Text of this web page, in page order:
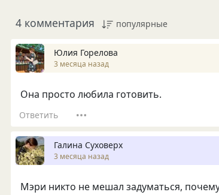
4 комментария популярные
Юлия Горелова
3 месяца назад
Она просто любила готовить.
Ответить
Галина Суховерх
3 месяца назад
Мэри никто не мешал задуматься,